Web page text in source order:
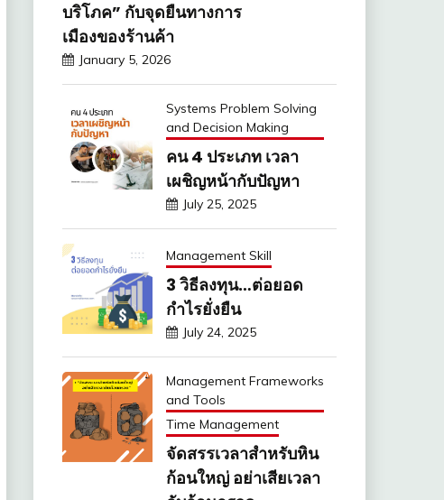
บริโภค” กับจุดยืนทางการ
เมืองของร้านค้า
January 5, 2026
Systems Problem Solving
and Decision Making
คน 4 ประเภท เวลา
เผชิญหน้ากับปัญหา
July 25, 2025
Management Skill
3 วิธีลงทุน…ต่อยอด
กำไรยั่งยืน
July 24, 2025
Management Frameworks
and Tools
Time Management
จัดสรรเวลาสำหรับหิน
ก้อนใหญ่ อย่าเสียเวลา